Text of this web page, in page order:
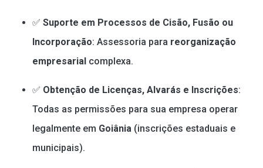
✅ Suporte em Processos de Cisão, Fusão ou
Incorporação: Assessoria para reorganização
empresarial complexa.
✅ Obtenção de Licenças, Alvarás e Inscrições:
Todas as permissões para sua empresa operar
legalmente em Goiânia (inscrições estaduais e
municipais).